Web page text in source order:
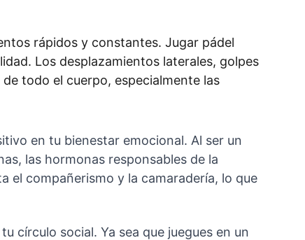
rápidos y constantes. Jugar pádel
Los desplazamientos laterales, golpes
todo el cuerpo, especialmente las
en tu bienestar emocional. Al ser un
las hormonas responsables de la
el compañerismo y la camaradería, lo que
círculo social. Ya sea que juegues en un